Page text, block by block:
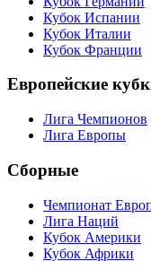
Национальные
Кубок Англии
Кубок
Кубок Германии
Кубок Италии
Кубок Франции
Европейские кубки
Лига Чемпионов
Лига Европы
Сборные